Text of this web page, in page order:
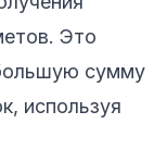
Это
сумму
используя